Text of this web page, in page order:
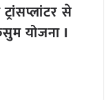
से
योजना I